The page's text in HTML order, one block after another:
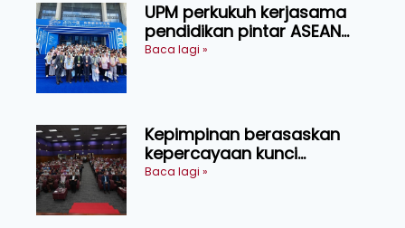
UPM perkukuh kerjasama
pendidikan pintar ASEAN
menerusi lawatan rasmi ke
Baca lagi »
Kepimpinan berasaskan
kepercayaan kunci
kecemerlangan institusi -
Baca lagi »